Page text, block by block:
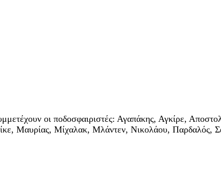
οι ποδοσφαιριστές: Αγαπάκης, Αγκίρε,
Μαυρίας, Μίχαλακ, Μλάντεν, Νικολάου, Παρδαλός,